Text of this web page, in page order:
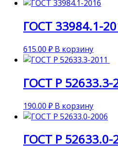
ГОСТ 33984.1-
615.00 ₽ В корзину
ГОСТ Р 52633.3-
190.00 ₽ В корзину
ГОСТ Р 52633.0-